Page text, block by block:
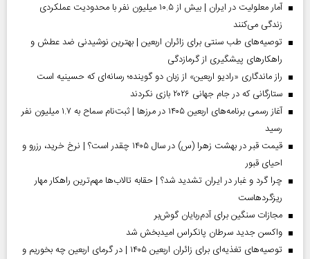
آمار معلولیت در ایران | بیش از ۱۰.۵ میلیون نفر با محدودیت عملکردی
زندگی می‌کنند
توصیه‌های طب سنتی برای زائران اربعین | بهترین نوشیدنی ضد عطش و
راهکارهای پیشگیری از گرمازدگی
راز ماندگاری «رادیو اربعین» از زبان دو گوینده؛ رسانه‌ای که حسینیه است
ستارگانی که در جام جهانی ۲۰۲۶ بازی نکردند
آغاز رسمی برنامه‌های اربعین ۱۴۰۵ در مرز‌ها | ثبت‌نام سماح به ۱.۷ میلیون نفر
رسید
قیمت قبر در بهشت زهرا (س) در سال ۱۴۰۵ چقدر است؟ | نرخ خرید، رزرو و
احیای قبور
چرا گرد و غبار در ایران تشدید شد؟ | حقابه تالاب‌ها مهم‌ترین راهکار مهار
ریزگردهاست
مجازات سنگین برای آدم‌ربایان گوش‌بر
واکسن جدید سرطان پانکراس امیدبخش شد
توصیه‌های تغذیه‌ای برای زائران اربعین ۱۴۰۵ | در گرمای اربعین چه بخوریم و